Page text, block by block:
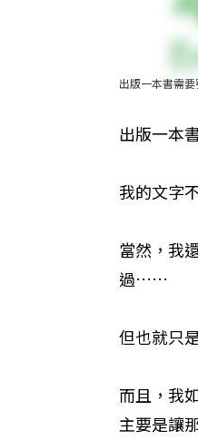
出版一本書需
出版一本
我的文字
當然，我
過……
但也就只
而且，我
主要是讓